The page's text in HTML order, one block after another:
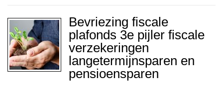
Bevriezing fiscale
plafonds 3e pijler fiscale
verzekeringen
langetermijnsparen en
pensioensparen